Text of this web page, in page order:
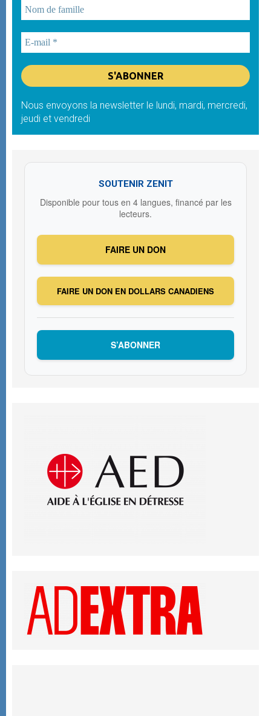
Nous envoyons la newsletter le lundi, mardi, mercredi,
jeudi et vendredi
SOUTENIR ZENIT
Disponible pour tous en 4 langues, financé par les
lecteurs.
FAIRE UN DON
FAIRE UN DON EN DOLLARS CANADIENS
S’ABONNER